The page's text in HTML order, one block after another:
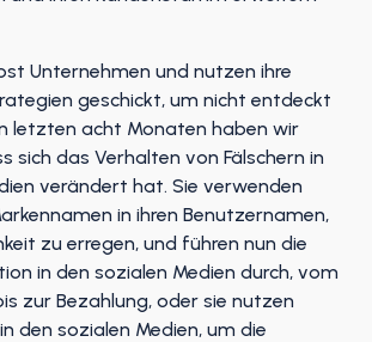
Unternehmen und nutzen ihre
geschickt, um nicht entdeckt
letzten acht Monaten haben wir
sich das Verhalten von Fälschern in
verändert hat. Sie verwenden
in ihren Benutzernamen,
zu erregen, und führen nun die
in den sozialen Medien durch, vom
zur Bezahlung, oder sie nutzen
den sozialen Medien, um die